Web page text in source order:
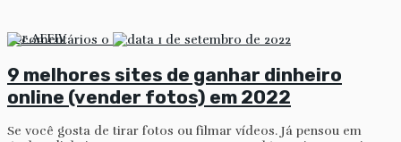
por AFFIV 0 1 de setembro de 2022
9 melhores sites de ganhar dinheiro
online (vender fotos) em 2022
Se você gosta de tirar fotos ou filmar vídeos. Já pensou em